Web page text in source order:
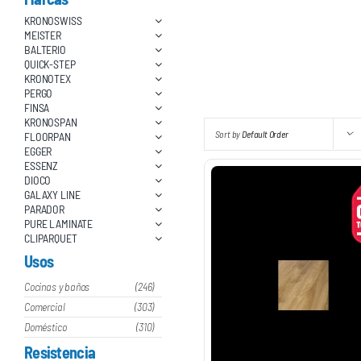
KRONOSWISS
MEISTER
BALTERIO
QUICK-STEP
KRONOTEX
PERGO
FINSA
KRONOSPAN
FLOORPAN
EGGER
ESSENZ
DIOCO
GALAXY LINE
PARADOR
PURE LAMINATE
CLIPARQUET
Usos
Cocinas y baños
(246)
Comercial
(303)
Doméstico
(310)
Resistencia
Sort by Default Order